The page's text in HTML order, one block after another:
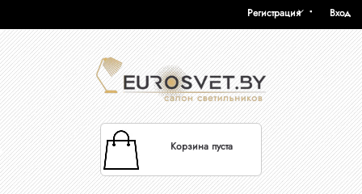
Вход
Регистрация
Корзина пуста